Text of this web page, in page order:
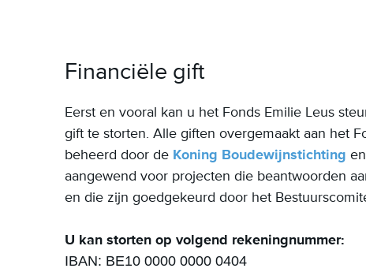
Financiële gift
Eerst en vooral kan u het Fonds Emilie Leus
gift te storten. Alle giften overgemaakt aan het
beheerd door de Koning Boudewijnstichting
aangewend voor projecten die beantwoorden
en die zijn goedgekeurd door het
U kan storten op volgend rekeningnummer:
IBAN: BE10 0000 0000 0404